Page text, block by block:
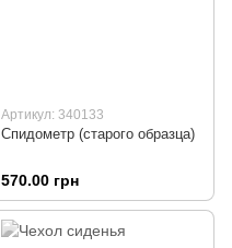
Артикул: 340133
Спидометр (старого образца)
570.00 грн